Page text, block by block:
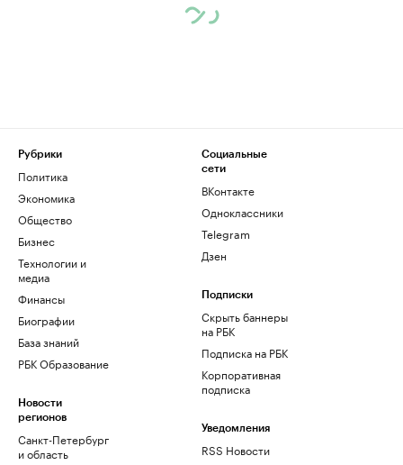
Рубрики
Политика
Экономика
Общество
Бизнес
Технологии и
медиа
Финансы
Биографии
База знаний
РБК Образование
Новости
регионов
Санкт-Петербург
и область
Социальные
сети
ВКонтакте
Одноклассники
Telegram
Дзен
Подписки
Скрыть баннеры
на РБК
Подписка на РБК
Корпоративная
подписка
Уведомления
RSS Новости